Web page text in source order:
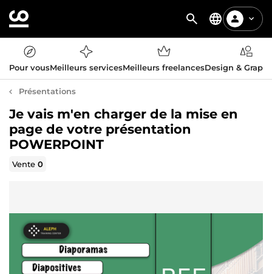
Pour vousMeilleurs servicesMeilleurs freelancesDesign &
Présentations
Je vais m'en charger de la mise en
page de votre présentation
POWERPOINT
Vente0